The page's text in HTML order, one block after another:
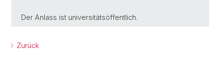
Der Anlass ist universitätsöffentlich.
Zurück